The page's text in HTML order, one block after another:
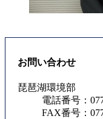
お問い合わせ
琵琶湖環境部
電話番号：
FAX番号：